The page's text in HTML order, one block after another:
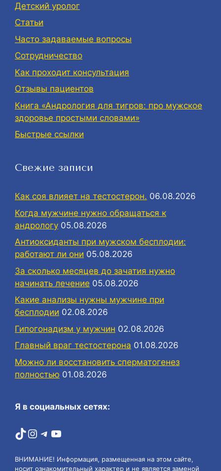
Детский уролог
Статьи
Часто задаваемые вопросы
Сотрудничество
Как проходит консультация
Отзывы пациентов
Книга «Андрология для тигров: про мужское
здоровье простыми словами»
Быстрые ссылки
Свежие записи
Как соя влияет на тестостерон. 06.08.2026
Когда мужчине нужно обращаться к
андрологу 05.08.2026
Антиоксиданты при мужском бесплодии:
работают ли они 05.08.2026
За сколько месяцев до зачатия нужно
начинать лечение 05.08.2026
Какие анализы нужны мужчине при
бесплодии 02.08.2026
Гипогонадизм у мужчин 02.08.2026
Главный враг тестостерона 01.08.2026
Можно ли восстановить сперматогенез
полностью 01.08.2026
Я в социальных сетях:
TikTok
Instagram
Telegram
YouTube
ВНИМАНИЕ! Информация, размещенная на этом сайте,
носит ознакомительный характер и не является заменой